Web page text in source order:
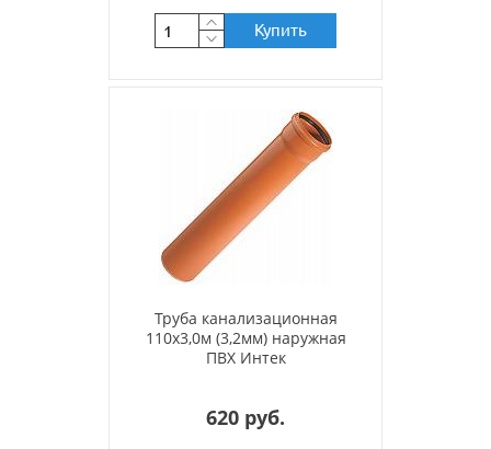
Купить
Труба канализационная
110х3,0м (3,2мм) наружная
ПВХ Интек
620 руб.